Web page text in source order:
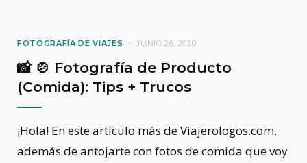
FOTOGRAFÍA DE VIAJES JUNIO 26, 2020
📸 🍲 Fotografía de Producto
(Comida): Tips + Trucos
¡Hola! En este artículo más de Viajerologos.com,
además de antojarte con fotos de comida que voy